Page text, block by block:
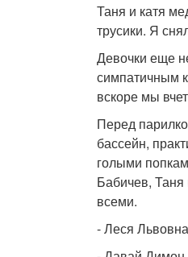
Таня и катя
трусики. Я
Девочки еще
симпатичным
вскоре мы
Перед
бассейн,
голыми
Бабичев, Таня
всеми.
- Леся